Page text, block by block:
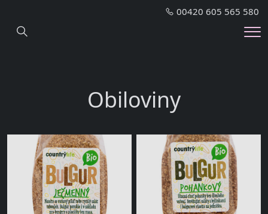
00420 605 565 580
Hledání
Obiloviny